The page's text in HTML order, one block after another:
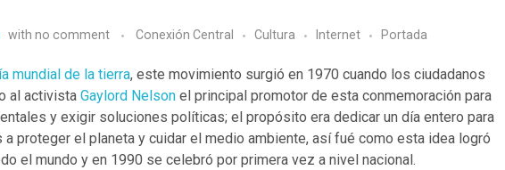
with no comment Conexión Central Cultura Internet Portada
mundial de la tierra, este movimiento surgió en 1970 cuando los ciudadanos
al activista Gaylord Nelson el principal promotor de esta conmemoración para
y exigir soluciones políticas; el propósito era dedicar un día entero para
proteger el planeta y cuidar el medio ambiente, así fué como esta idea logró
el mundo y en 1990 se celebró por primera vez a nivel nacional.